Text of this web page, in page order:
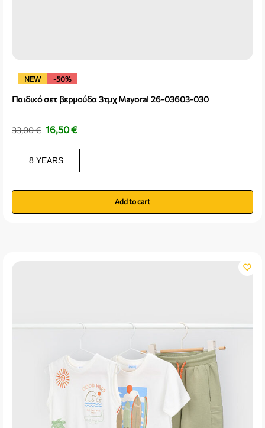
NEW -50%
Παιδικό σετ βερμούδα 3τμχ Mayoral 26-03603-030
33,00€ 16,50€
8 YEARS
Add to cart